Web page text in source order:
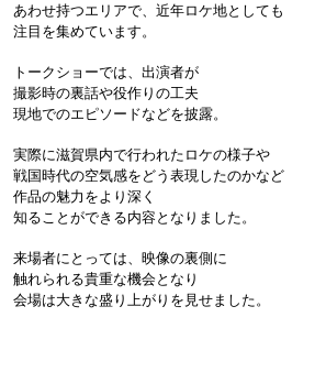
あわせ持つエリアで、近年ロケ地としても
注目を集めています。
トークショーでは、出演者が
撮影時の裏話や役作りの工夫
現地でのエピソードなどを披露。
実際に滋賀県内で行われたロケの様子や
戦国時代の空気感をどう表現したのかなど
作品の魅力をより深く
知ることができる内容となりました。
来場者にとっては、映像の裏側に
触れられる貴重な機会となり
会場は大きな盛り上がりを見せました。